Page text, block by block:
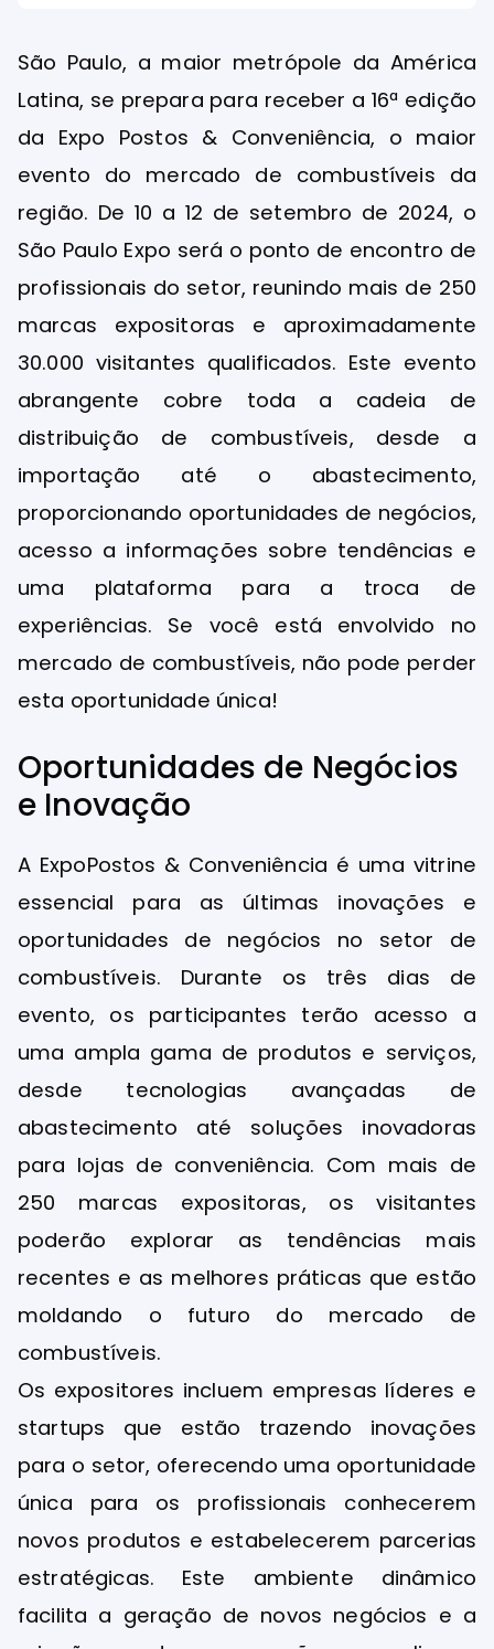
São Paulo, a maior metrópole da América
Latina, se prepara para receber a 16ª edição
da Expo Postos & Conveniência, o maior
evento do mercado de combustíveis da
região. De 10 a 12 de setembro de 2024, o
São Paulo Expo será o ponto de encontro de
profissionais do setor, reunindo mais de 250
marcas expositoras e aproximadamente
30.000 visitantes qualificados. Este evento
abrangente cobre toda a cadeia de
distribuição de combustíveis, desde a
importação até o abastecimento,
proporcionando oportunidades de negócios,
acesso a informações sobre tendências e
uma plataforma para a troca de
experiências. Se você está envolvido no
mercado de combustíveis, não pode perder
esta oportunidade única!
Oportunidades de Negócios
e Inovação
A ExpoPostos & Conveniência é uma vitrine
essencial para as últimas inovações e
oportunidades de negócios no setor de
combustíveis. Durante os três dias de
evento, os participantes terão acesso a
uma ampla gama de produtos e serviços,
desde tecnologias avançadas de
abastecimento até soluções inovadoras
para lojas de conveniência. Com mais de
250 marcas expositoras, os visitantes
poderão explorar as tendências mais
recentes e as melhores práticas que estão
moldando o futuro do mercado de
combustíveis.
Os expositores incluem empresas líderes e
startups que estão trazendo inovações
para o setor, oferecendo uma oportunidade
única para os profissionais conhecerem
novos produtos e estabelecerem parcerias
estratégicas. Este ambiente dinâmico
facilita a geração de novos negócios e a